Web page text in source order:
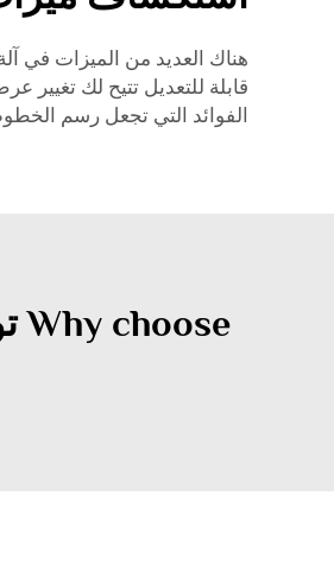
هناك العديد من الميزات في
قابلة للتعديل تتيح لك
الفوائد التي تجعل رسم
Why choose تونغ لينغ لونغ شونغ آلة رش علامات الطرق?